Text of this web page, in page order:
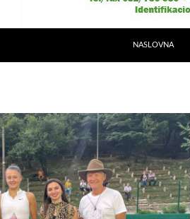
NASLOVNA